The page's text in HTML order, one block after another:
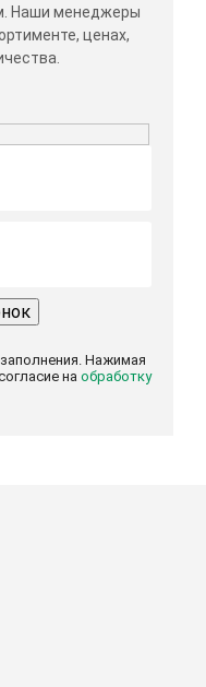
Наши менеджеры
ценах,
Нажимая
на обработку